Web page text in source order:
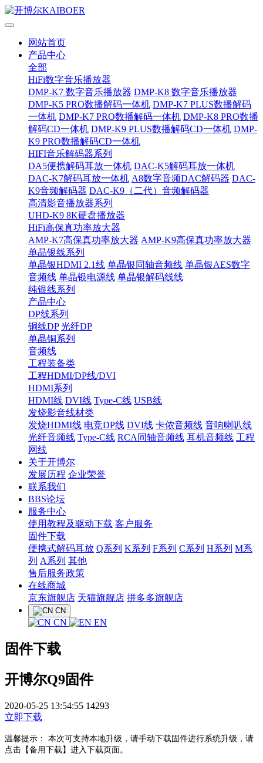
网站首页
产品中心
全部
HiFi数字音乐播放器
DMP-K7 数字音乐播放器 DMP-K8 数字音乐播放器
DMP-K5 PRO数播解码一体机 DMP-K7 PLUS数播解码
一体机 DMP-K7 PRO数播解码一体机 DMP-K8 PRO数播
解码CD一体机 DMP-K9 PLUS数播解码CD一体机 DMP-
K9 PRO数播解码CD一体机
HIFI音乐解码器系列
DA5便携解码耳放一体机 DAC-K5解码耳放一体机
DAC-K7解码耳放一体机 A8数字音频DAC解码器 DAC-
K9音频解码器 DAC-K9（二代）音频解码器
高清影音播放器系列
UHD-K9 8K硬盘播放器
HiFi高保真功率放大器
AMP-K7高保真功率放大器 AMP-K9高保真功率放大器
单晶银线系列
单晶银HDMI 2.1线 单晶银同轴音频线 单晶银AES数字
音频线 单晶银电源线 单晶银解码线线
纯银线系列
产品中心
DP线系列
铜线DP 光纤DP
单晶铜系列
音频线
工程装备类
工程HDMI/DP线/DVI
HDMI系列
HDMI线 DVI线 Type-C线 USB线
发烧影音线材类
发烧HDMI线 电竞DP线 DVI线 卡侬音频线 音响喇叭线
光纤音频线 Type-C线 RCA同轴音频线 耳机音频线 工程
网线
关于开博尔
发展历程 企业荣誉
联系我们
BBS论坛
服务中心
使用教程及驱动下载 客户服务
固件下载
便携式解码耳放 Q系列 K系列 F系列 C系列 H系列 M系
列 A系列 其他
售后服务政策
在线商城
京东旗舰店 天猫旗舰店 拼多多旗舰店
CN
CN EN
固件下载
开博尔Q9固件
2020-05-25 13:54:55 14293
立即下载
温馨提示： 本次可支持本地升级，请手动下载固件进行系统升级，请
点击【备用下载】进入下载页面。